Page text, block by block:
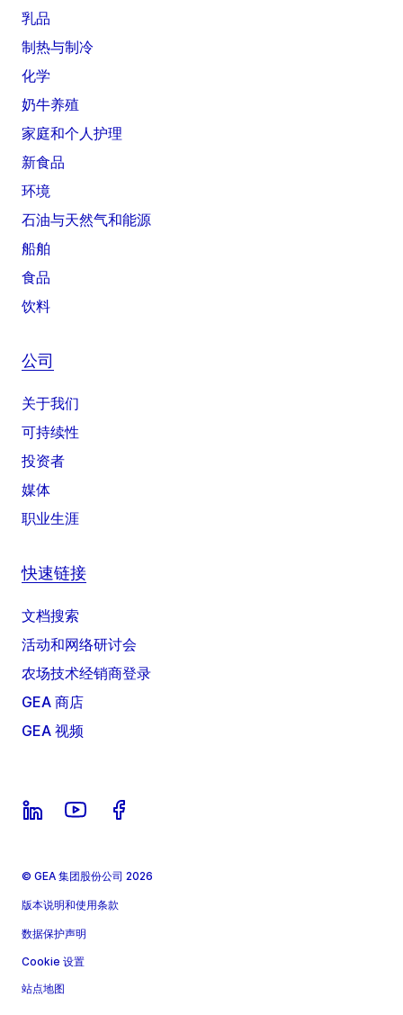
乳品
制热与制冷
化学
奶牛养殖
家庭和个人护理
新食品
环境
石油与天然气和能源
船舶
食品
饮料
公司
关于我们
可持续性
投资者
媒体
职业生涯
快速链接
文档搜索
活动和网络研讨会
农场技术经销商登录
GEA 商店
GEA 视频
© GEA 集团股份公司 2026
版本说明和使用条款
数据保护声明
Cookie 设置
站点地图